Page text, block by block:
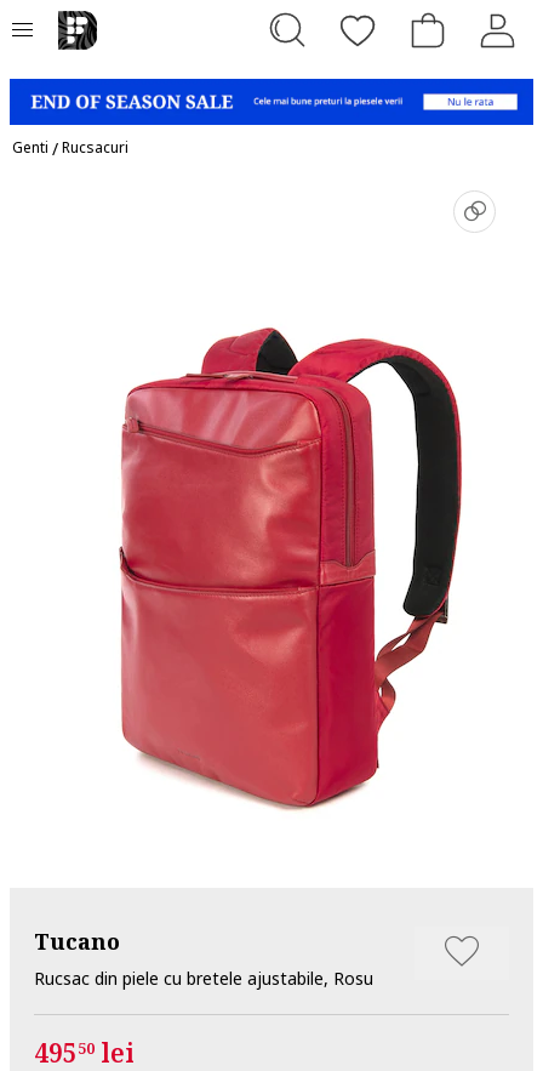
Genti /Rucsacuri
Tucano
Rucsac din piele cu bretele ajustabile, Rosu
49550 lei